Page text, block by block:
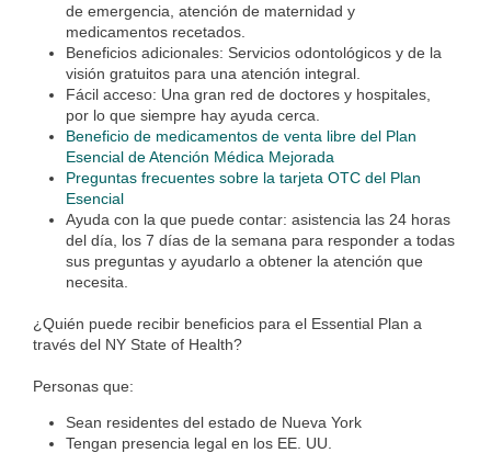
de emergencia, atención de maternidad y
medicamentos recetados.
Beneficios adicionales: Servicios odontológicos y de la
visión gratuitos para una atención integral.
Fácil acceso: Una gran red de doctores y hospitales,
por lo que siempre hay ayuda cerca.
Beneficio de medicamentos de venta libre del Plan
Esencial de Atención Médica Mejorada
Preguntas frecuentes sobre la tarjeta OTC del Plan
Esencial
Ayuda con la que puede contar: asistencia las 24 horas
del día, los 7 días de la semana para responder a todas
sus preguntas y ayudarlo a obtener la atención que
necesita.
¿Quién puede recibir beneficios para el Essential Plan a
través del NY State of Health?
Personas que:
Sean residentes del estado de Nueva York
Tengan presencia legal en los EE. UU.